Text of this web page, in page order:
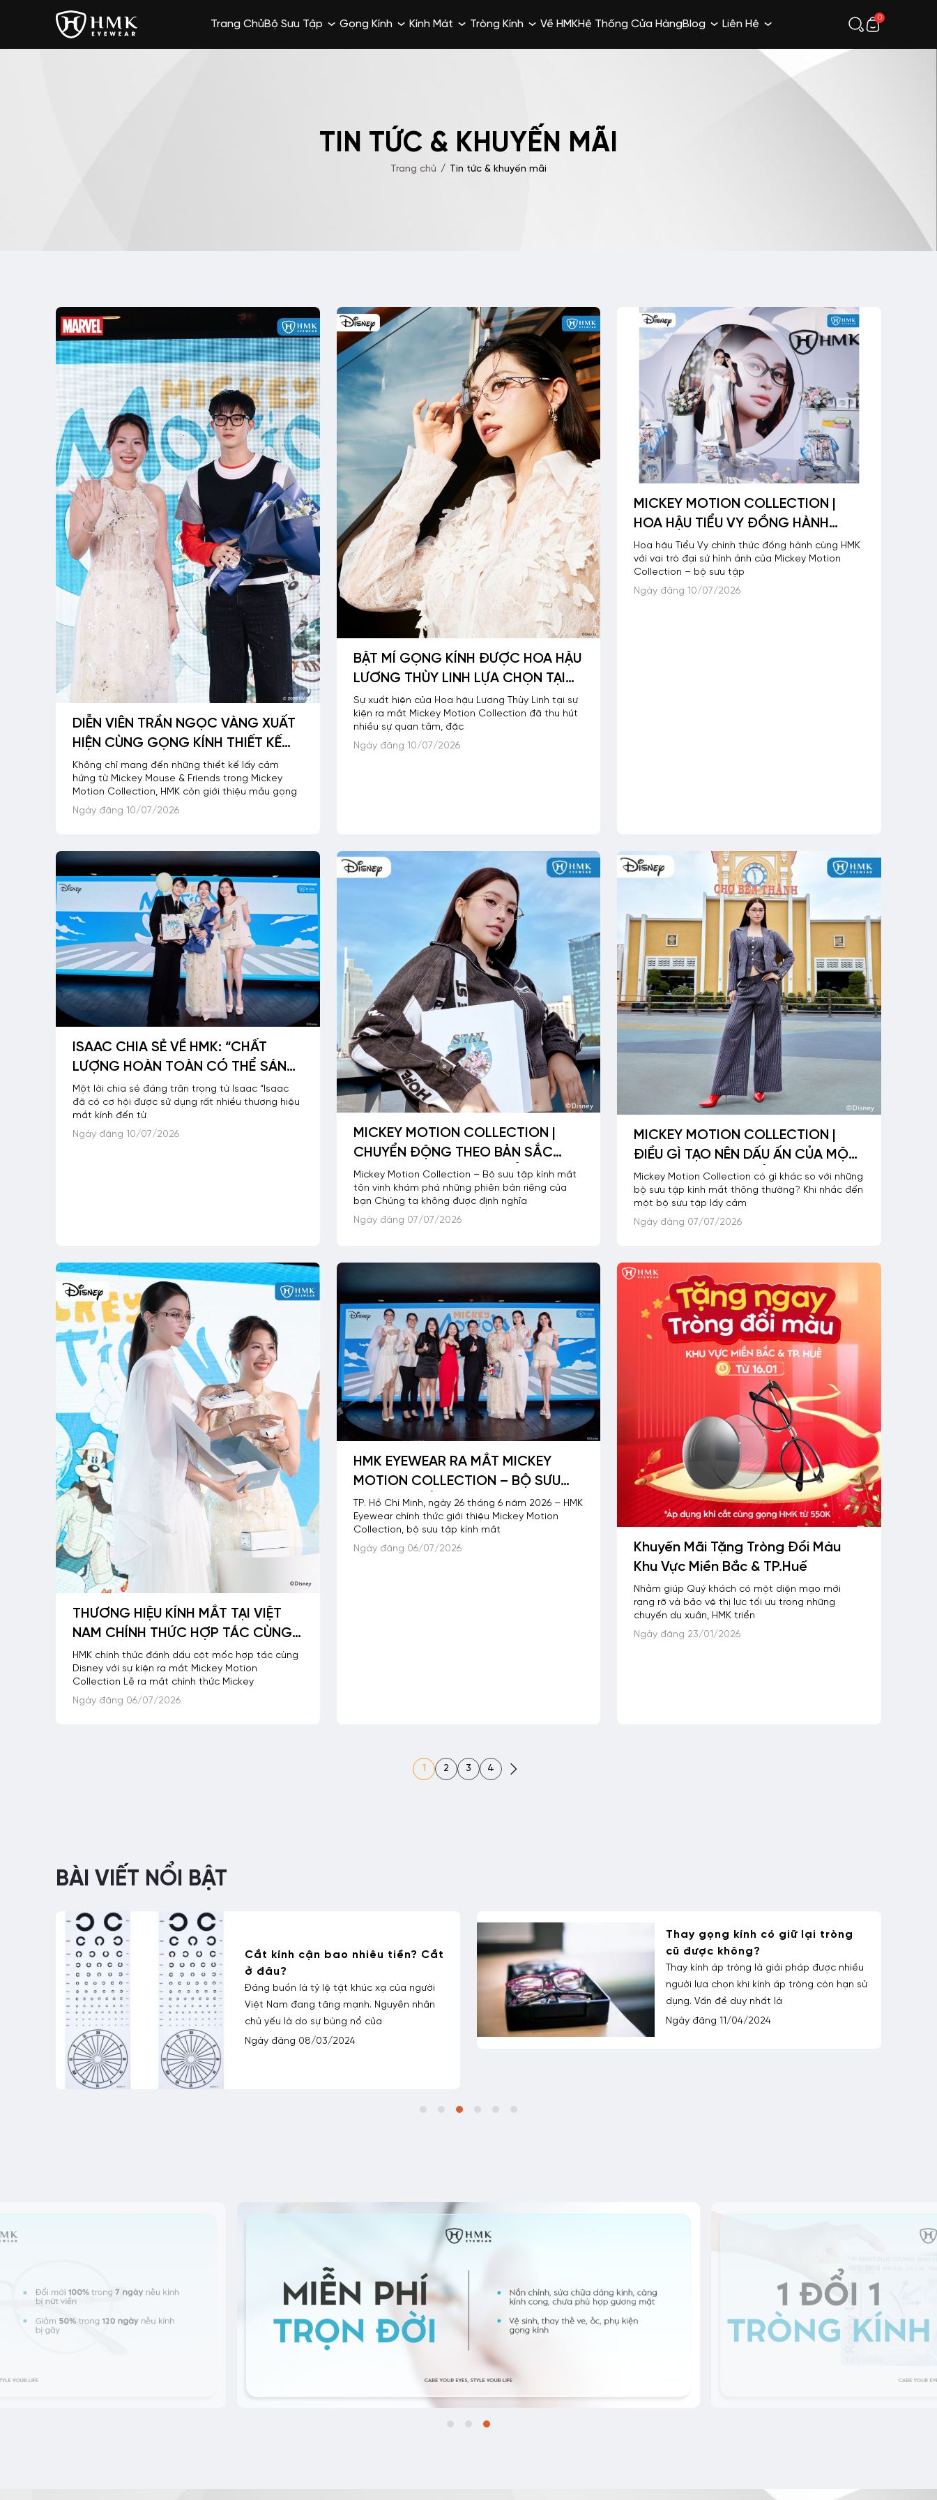
Trang ChủBộ Sưu Tập Gọng Kính Kính Mát Tròng Kính Về HMKHệ Thống Cửa HàngBlog Liên Hệ
0
TIN TỨC & KHUYẾN MÃI
Trang chủ / Tin tức & khuyến mãi
DIỄN VIÊN TRẦN NGỌC VÀNG XUẤT
HIỆN CÙNG GỌNG KÍNH THIẾT KẾ
DÀNH RIÊNG CHO FAN MARVEL
TRONG SỰ KIỆN ĐÁNH DẤU HỢP
TÁC GIỮA HMK VÀ DISNEY
Không chỉ mang đến những thiết kế lấy cảm
hứng từ Mickey Mouse & Friends trong Mickey
Motion Collection, HMK còn giới thiệu mẫu gọng
Ngày đăng 10/07/2026
BẬT MÍ GỌNG KÍNH ĐƯỢC HOA HẬU
LƯƠNG THÙY LINH LỰA CHỌN TẠI
SỰ KIỆN ĐÁNH DẤU HỢP TÁC CỦA
HMK VÀ DISNEY
Sự xuất hiện của Hoa hậu Lương Thùy Linh tại sự
kiện ra mắt Mickey Motion Collection đã thu hút
nhiều sự quan tâm, đặc
Ngày đăng 10/07/2026
MICKEY MOTION COLLECTION |
HOA HẬU TIỂU VY ĐỒNG HÀNH
CÙNG HMK LAN TỎA TINH THẦN
GEN Z
Hoa hậu Tiểu Vy chính thức đồng hành cùng HMK
với vai trò đại sứ hình ảnh của Mickey Motion
Collection – bộ sưu tập
Ngày đăng 10/07/2026
ISAAC CHIA SẺ VỀ HMK: “CHẤT
LƯỢNG HOÀN TOÀN CÓ THỂ SÁNH
CÙNG CÁC THƯƠNG HIỆU QUỐC
TẾ”
Một lời chia sẻ đáng trân trọng từ Isaac “Isaac
đã có cơ hội được sử dụng rất nhiều thương hiệu
mắt kính đến từ
Ngày đăng 10/07/2026
MICKEY MOTION COLLECTION |
CHUYỂN ĐỘNG THEO BẢN SẮC
RIÊNG CÙNG HOA HẬU TIỂU VY
Mickey Motion Collection – Bộ sưu tập kính mắt
tôn vinh khám phá những phiên bản riêng của
bạn Chúng ta không được định nghĩa
Ngày đăng 07/07/2026
MICKEY MOTION COLLECTION |
ĐIỀU GÌ TẠO NÊN DẤU ẤN CỦA MỘT
BỘ SƯU TẬP KÍNH MẮT?
Mickey Motion Collection có gì khác so với những
bộ sưu tập kính mắt thông thường? Khi nhắc đến
một bộ sưu tập lấy cảm
Ngày đăng 07/07/2026
THƯƠNG HIỆU KÍNH MẮT TẠI VIỆT
NAM CHÍNH THỨC HỢP TÁC CÙNG
DISNEY – MICKEY MOTION
COLLECTION OFFICIAL LAUNCH
HMK chính thức đánh dấu cột mốc hợp tác cùng
Disney với sự kiện ra mắt Mickey Motion
Collection Lễ ra mắt chính thức Mickey
Ngày đăng 06/07/2026
HMK EYEWEAR RA MẮT MICKEY
MOTION COLLECTION – BỘ SƯU
TẬP KÍNH MẮT MỚI LẤY CẢM HỨNG
TỪ MICKEY MOUSE VÀ NHỮNG
NGƯỜI BẠN
TP. Hồ Chí Minh, ngày 26 tháng 6 năm 2026 – HMK
Eyewear chính thức giới thiệu Mickey Motion
Collection, bộ sưu tập kính mắt
Ngày đăng 06/07/2026
Khuyến Mãi Tặng Tròng Đổi Màu
Khu Vực Miền Bắc & TP.Huế
Nhằm giúp Quý khách có một diện mạo mới
rạng rỡ và bảo vệ thị lực tối ưu trong những
chuyến du xuân, HMK triển
Ngày đăng 23/01/2026
1 2 3 4
BÀI VIẾT NỔI BẬT
cũ được không?
Thay kính áp tròng là giải pháp được nhiều
người lựa chọn khi kính áp tròng còn hạn sử
dụng. Vấn đề duy nhất là
Ngày đăng 11/04/2024
Mắt lòng đen nhiều hơn lòng
trắng là nét tướng xấu hay tốt
Mắt lòng đen to tròn, lấn át lòng trắng, liệu
có phải là nét tướng tốt? Cùng HMK
Eyewear khám phá ý nghĩa sâu xa
Ngày đăng 24/09/2024